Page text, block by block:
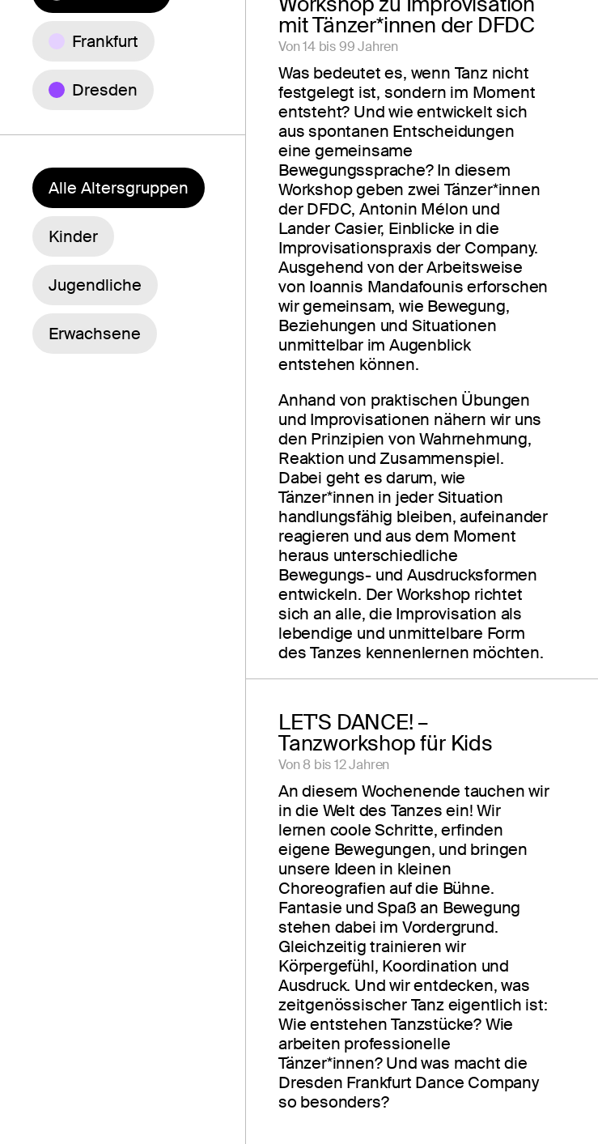
Frankfurt
Dresden
Alle Altersgruppen
Kinder
Jugendliche
Erwachsene
mit Tänzer*innen der DFDC
Von 14 bis 99 Jahren
Was bedeutet es, wenn Tanz nicht
festgelegt ist, sondern im Moment
entsteht? Und wie entwickelt sich
aus spontanen Entscheidungen
eine gemeinsame
Bewegungssprache? In diesem
Workshop geben zwei Tänzer*innen
der DFDC, Antonin Mélon und
Lander Casier, Einblicke in die
Improvisationspraxis der Company.
Ausgehend von der Arbeitsweise
von Ioannis Mandafounis erforschen
wir gemeinsam, wie Bewegung,
Beziehungen und Situationen
unmittelbar im Augenblick
entstehen können.
Anhand von praktischen Übungen
und Improvisationen nähern wir uns
den Prinzipien von Wahrnehmung,
Reaktion und Zusammenspiel.
Dabei geht es darum, wie
Tänzer*innen in jeder Situation
handlungsfähig bleiben, aufeinander
reagieren und aus dem Moment
heraus unterschiedliche
Bewegungs- und Ausdrucksformen
entwickeln. Der Workshop richtet
sich an alle, die Improvisation als
lebendige und unmittelbare Form
des Tanzes kennenlernen möchten.
LET'S DANCE! –
Tanzworkshop für Kids
Von 8 bis 12 Jahren
An diesem Wochenende tauchen wir
in die Welt des Tanzes ein! Wir
lernen coole Schritte, erfinden
eigene Bewegungen, und bringen
unsere Ideen in kleinen
Choreografien auf die Bühne.
Fantasie und Spaß an Bewegung
stehen dabei im Vordergrund.
Gleichzeitig trainieren wir
Körpergefühl, Koordination und
Ausdruck. Und wir entdecken, was
zeitgenössischer Tanz eigentlich ist:
Wie entstehen Tanzstücke? Wie
arbeiten professionelle
Tänzer*innen? Und was macht die
Dresden Frankfurt Dance Company
so besonders?